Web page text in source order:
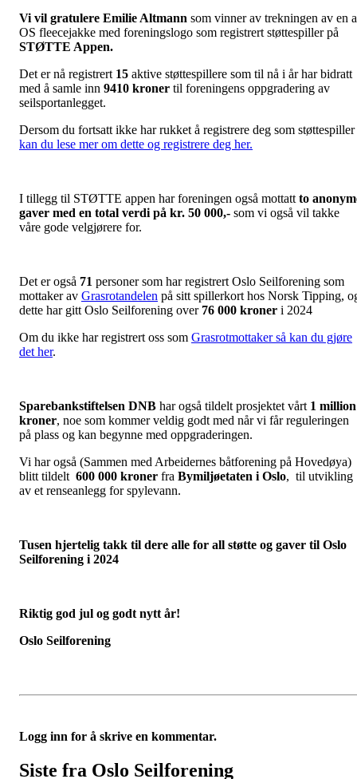
Vi vil gratulere Emilie Altmann som vinner av trekningen av en
OS fleecejakke med foreningslogo som registrert støttespiller på
STØTTE Appen.
Det er nå registrert 15 aktive støttespillere som til nå i år har bidratt
med å samle inn 9410 kroner til foreningens oppgradering av
seilsportanlegget.
Dersom du fortsatt ikke har rukket å registrere deg som støttespiller
kan du lese mer om dette og registrere deg her.
I tillegg til STØTTE appen har foreningen også mottatt to
gaver med en total verdi på kr. 50 000,- som vi også vil takke
våre gode velgjørere for.
Det er også 71 personer som har registrert Oslo Seilforening som
mottaker av Grasrotandelen på sitt spillerkort hos Norsk Tipping,
dette har gitt Oslo Seilforening over 76 000 kroner i 2024
Om du ikke har registrert oss som Grasrotmottaker så kan du gjøre
det her.
Sparebankstiftelsen DNB har også tildelt prosjektet vårt 1 million
kroner, noe som kommer veldig godt med når vi får reguleringen
på plass og kan begynne med oppgraderingen.
Vi har også (Sammen med Arbeidernes båtforening på Hovedøya)
blitt tildelt 600 000 kroner fra Bymiljøetaten i Oslo, til utvikling
av et renseanlegg for spylevann.
Tusen hjertelig takk til dere alle for all støtte og gaver til Oslo
Seilforening i 2024
Riktig god jul og godt nytt år!
Oslo Seilforening
Logg inn for å skrive en kommentar.
Siste fra Oslo Seilforening